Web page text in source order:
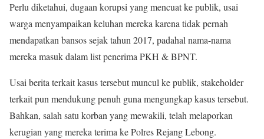
Perlu diketahui, dugaan korupsi yang mencuat ke publik, usai
warga menyampaikan keluhan mereka karena tidak pernah
mendapatkan bansos sejak tahun 2017, padahal nama-nama
mereka masuk dalam list penerima PKH & BPNT.
Usai berita terkait kasus tersebut muncul ke publik, stakeholder
terkait pun mendukung penuh guna mengungkap kasus tersebut.
Bahkan, salah satu korban yang mewakili, telah melaporkan
kerugian yang mereka terima ke Polres Rejang Lebong.